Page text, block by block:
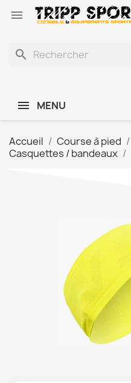

search
MENU
Accueil Course à pied
Casquettes / bandeaux